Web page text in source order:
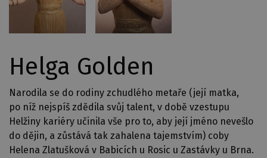
Helga Golden
Narodila se do rodiny zchudlého metaře (její matka,
po níž nejspíš zdědila svůj talent, v době vzestupu
Helžiny kariéry učinila vše pro to, aby její jméno nevešlo
do dějin, a zůstává tak zahalena tajemstvím) coby
Helena Zlatušková v Babicích u Rosic u Zastávky u Brna.